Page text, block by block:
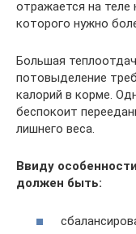
отражается на теле
которого нужно
Большая
потовыделение
калорий в корме.
беспокоит
лишнего веса.
Ввиду
должен быть: